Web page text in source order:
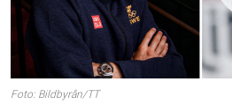
Foto: Bildbyrån/TT